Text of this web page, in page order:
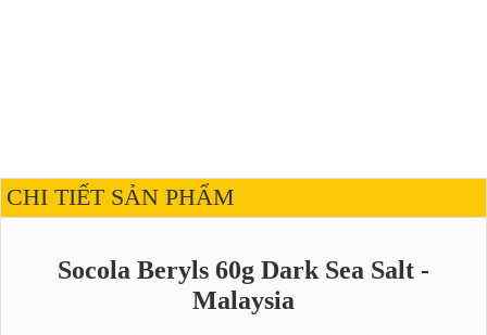
CHI TIẾT SẢN PHẨM
Socola Beryls 60g Dark Sea Salt -
Malaysia